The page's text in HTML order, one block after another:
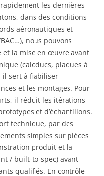
les dernières
dans des conditions
aéronautiques et
nous pouvons
et la mise en œuvre avant
(caloducs, plaques à
il sert à fiabiliser
et les montages. Pour
il réduit les itérations
et d’échantillons.
technique, par des
simples sur pièces
produit et la
/ built-to-spec) avant
qualifiés. En contrôle